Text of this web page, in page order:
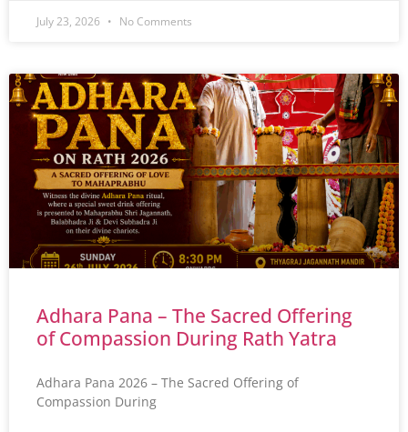
July 23, 2026 No Comments
Adhara Pana – The Sacred Offering
of Compassion During Rath Yatra
Adhara Pana 2026 – The Sacred Offering of
Compassion During